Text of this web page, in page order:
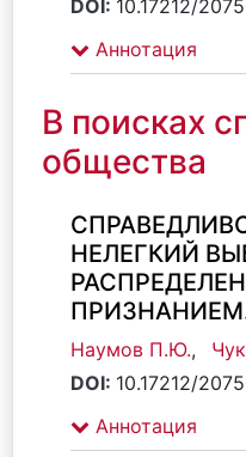
DOI: 10.17212/
Аннотация
В поисках
общества
НЕЛЕГКИЙ
ПРИЗНАНИЕМ.
Наумов П.Ю.,
DOI: 10.17212/
Аннотация